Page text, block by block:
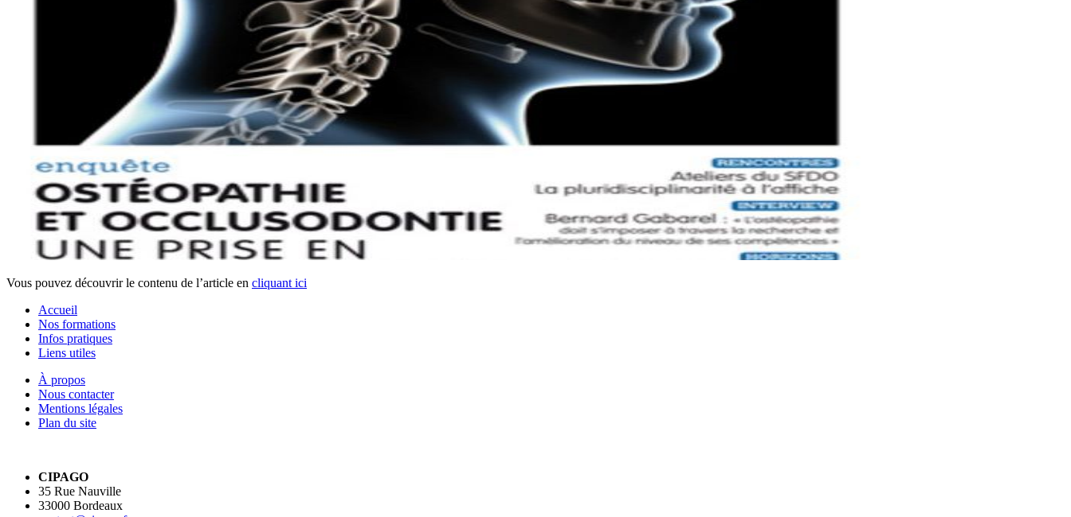
Vous pouvez découvrir le contenu de l’article en cliquant ici
Accueil
Nos formations
Infos pratiques
Liens utiles
À propos
Nous contacter
Mentions légales
Plan du site
CIPAGO
35 Rue Nauville
33000 Bordeaux